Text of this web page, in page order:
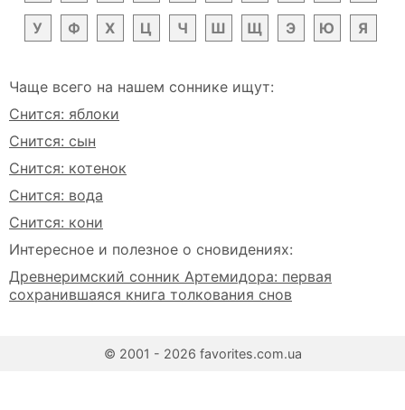
У Ф Х Ц Ч Ш Щ Э Ю Я
Чаще всего на нашем соннике ищут:
Снится: яблоки
Снится: сын
Снится: котенок
Снится: вода
Снится: кони
Интересное и полезное о сновидениях:
Древнеримский сонник Артемидора: первая
сохранившаяся книга толкования снов
© 2001 - 2026 favorites.com.ua